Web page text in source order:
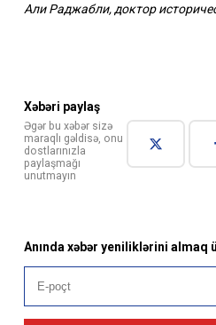
Али Раджабли, доктор
Xəbəri paylaş
Əgər bu xəbər sizə
maraqlı gəldisə, onu
dostlarınızla
paylaşmağı
unutmayın
Anında xəbər yeniliklərini almaq